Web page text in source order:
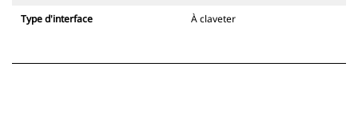
Type d'interface À claveter